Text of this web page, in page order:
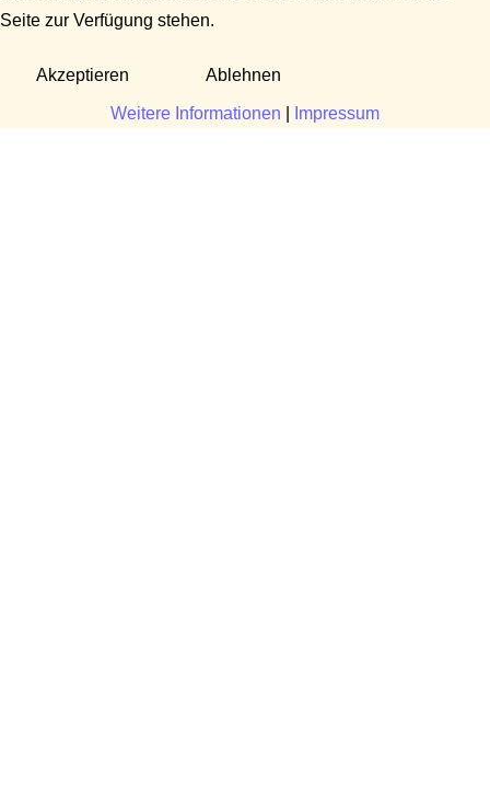
Seite zur Verfügung stehen.
Akzeptieren Ablehnen
Weitere Informationen Impressum